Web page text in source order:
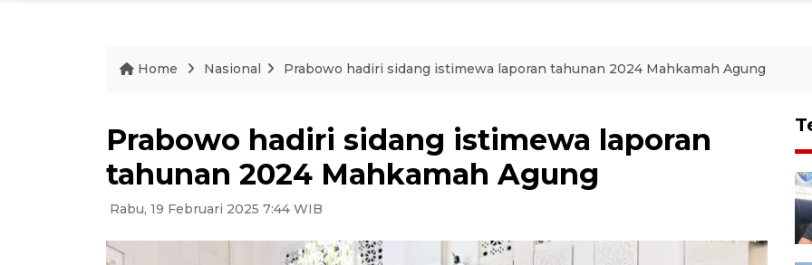
Home Nasional Prabowo hadiri sidang istimewa laporan tahunan 2024 Mahkamah Agung
Prabowo hadiri sidang istimewa laporan
tahunan 2024 Mahkamah Agung
Rabu, 19 Februari 2025 7:44 WIB